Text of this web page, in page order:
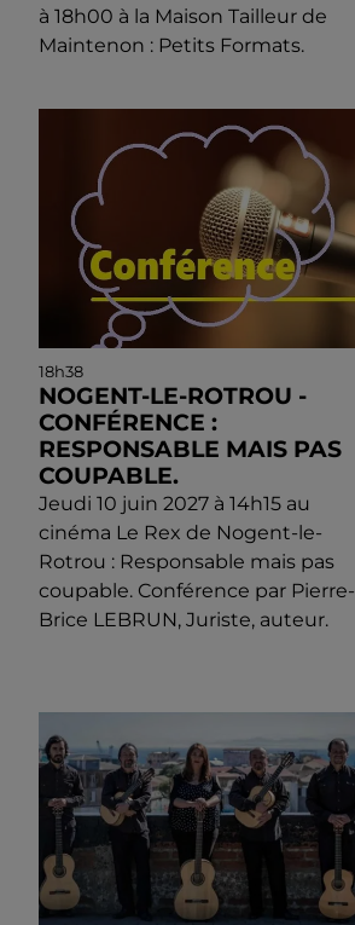
à 18h00 à la Maison Tailleur de
Maintenon : Petits Formats.
18h38
NOGENT-LE-ROTROU -
CONFÉRENCE :
RESPONSABLE MAIS PAS
COUPABLE.
Jeudi 10 juin 2027 à 14h15 au
cinéma Le Rex de Nogent-le-
Rotrou : Responsable mais pas
coupable. Conférence par Pierre-
Brice LEBRUN, Juriste, auteur.